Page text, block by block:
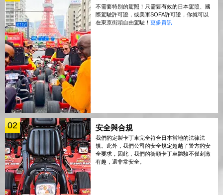
不需要特別的駕照！只需要有效的日本駕照、國
際駕駛許可證，或美軍SOFA許可證，你就可以
在東京街頭自由駕駛！ 更多資訊
02 安全與合規
我們的定製卡丁車完全符合日本當地的法律法
規。此外，我們公司的安全規定超越了警方的安
全要求，因此，我們的街頭卡丁車體驗不僅刺激
有趣，還非常安全。